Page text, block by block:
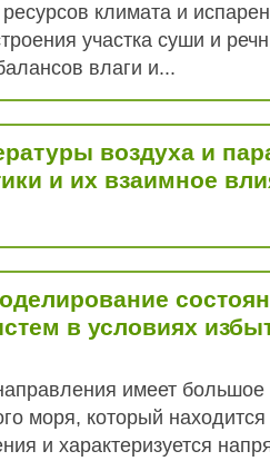
ресурсов климата и
участка суши и
влаги и...
воздуха и
и их взаимное
в условиях
имеет
моря, который
и характеризуется